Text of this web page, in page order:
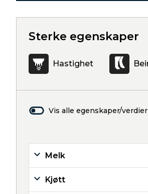
Sterke egenskaper
Hastighet
Vis alle egenskaper/verdier
Melk
Kjøtt